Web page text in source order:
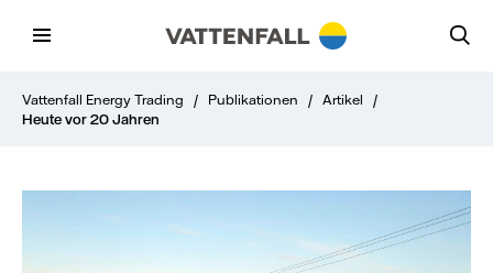
Vattenfall Energy Trading / Publikationen / Artikel
/
Heute vor 20 Jahren